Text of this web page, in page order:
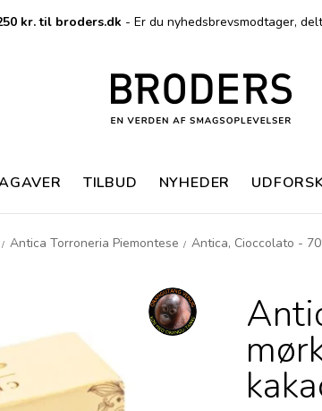
kr. til broders.dk - Er du nyhedsbrevsmodtager,
TILBUD NYHEDER
/ Antica Torroneria Piemontese / Antica, Cioccolato -